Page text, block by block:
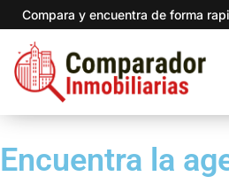
al
contenido
Compara y encuentra de forma
Encuentra la